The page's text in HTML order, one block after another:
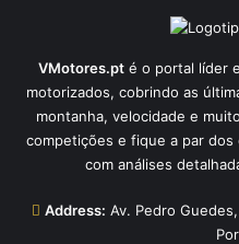
VMotores.pt é o portal líder
motorizados, cobrindo as
montanha, velocidade e
competições e fique a par
com análises
Address: Av. Pedro